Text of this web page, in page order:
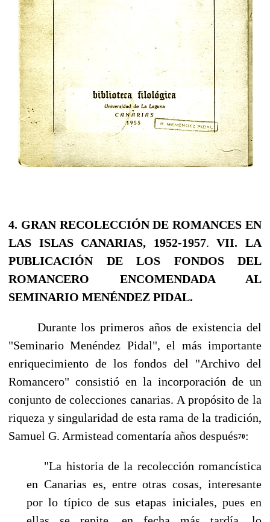
4. GRAN RECOLECCIÓN DE ROMANCES EN
LAS ISLAS CANARIAS, 1952-1957.VII. LA
PUBLICACIÓN DE LOS FONDOS DEL
ROMANCERO ENCOMENDADA AL
SEMINARIO MENÉNDEZ PIDAL.
Durante los primeros años de existencia del
"Seminario Menéndez Pidal", el más importan­te
enriquecimiento de los fondos del "Archivo del
Romancero" consistió en la incorporación de un
conjunto de colecciones canarias. A propósito de la
riqueza y singularidad de esta rama de la tradición,
Samuel G. Armistead comentaría años después70:
"La historia de la recolección romancística
en Canarias es, entre otras cosas, interesante
por lo típico de sus etapas iniciales, pues en